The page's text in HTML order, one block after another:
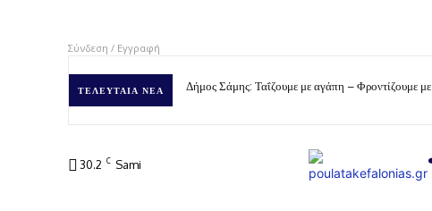
Σύνδεση / Εγγραφή
ΤΕΛΕΥΤΑΊΑ ΝΈΑ Δήμος Σάμης: Ταΐζουμε με αγάπη – Φροντίζουμε
30.2 C Sami